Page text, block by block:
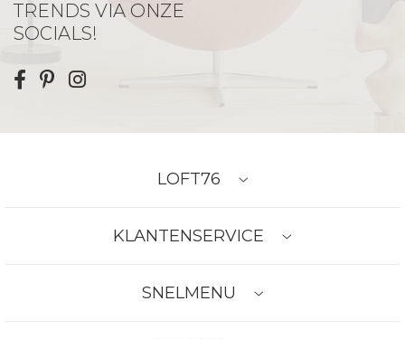
TRENDS VIA ONZE
SOCIALS!
LOFT76
KLANTENSERVICE
SNELMENU